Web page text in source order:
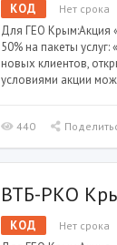
КОД Нет срока
Для ГЕО Крым:Акция
50% на пакеты
новых клиентов,
условиями акции
440
ВТБ-РКО
КОД Нет срока